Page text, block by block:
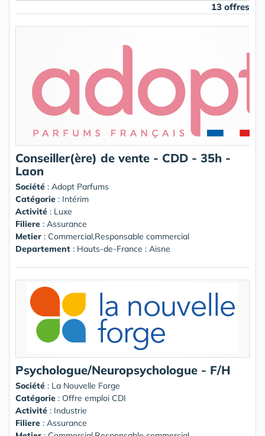
13 offres
Conseiller(ère) de vente - CDD - 35h -
Laon
Société : Adopt Parfums
Catégorie : Intérim
Activité : Luxe
Filiere : Assurance
Metier : Commercial,Responsable commercial
Departement : Hauts-de-France : Aisne
Psychologue/Neuropsychologue - F/H
Société : La Nouvelle Forge
Catégorie : Offre emploi CDI
Activité : Industrie
Filiere : Assurance